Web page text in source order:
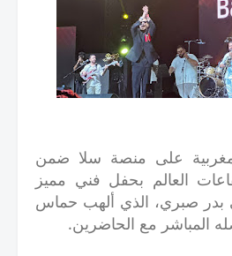
على منصة سلا ضمن
العالم بحفل فني مميز
بدر صبري، الذي ألهب حماس
المباشر مع الحاضرين.